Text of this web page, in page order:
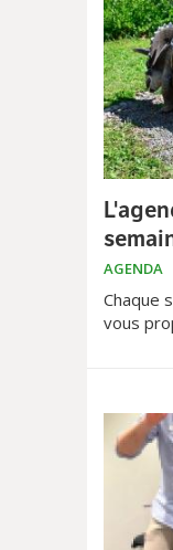
AGENDA
Chaque
vous
du